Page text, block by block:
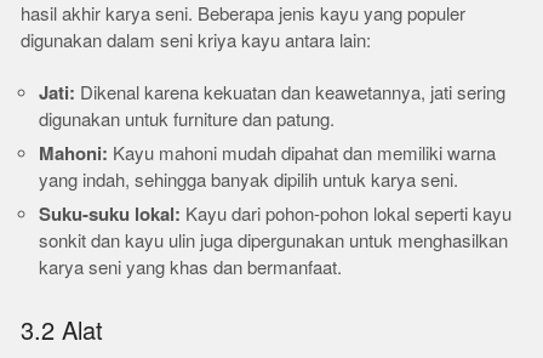
hasil akhir karya seni. Beberapa jenis kayu yang populer
digunakan dalam seni kriya kayu antara lain:
Jati: Dikenal karena kekuatan dan keawetannya, jati sering
digunakan untuk furniture dan patung.
Mahoni: Kayu mahoni mudah dipahat dan memiliki warna
yang indah, sehingga banyak dipilih untuk karya seni.
Suku-suku lokal: Kayu dari pohon-pohon lokal seperti kayu
sonkit dan kayu ulin juga dipergunakan untuk menghasilkan
karya seni yang khas dan bermanfaat.
3.2 Alat